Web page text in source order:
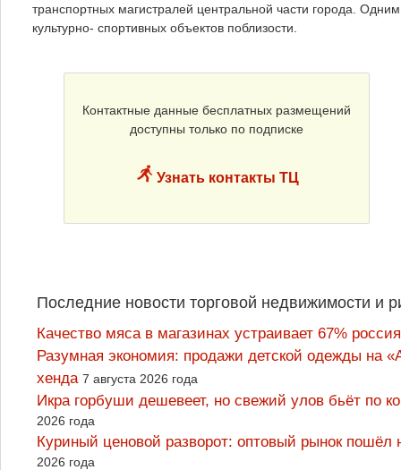
транспортных магистралей центральной части города.
культурно- спортивных объектов поблизости.
Контактные данные бесплатных размещений
доступны только по подписке
Узнать контакты ТЦ
Последние новости торговой недвижимости и
Качество мяса в магазинах устраивает 67%
Разумная экономия: продажи детской одежды на
хенда 7 августа 2026 года
Икра горбуши дешевеет, но свежий улов бьёт по
2026 года
Куриный ценовой разворот: оптовый рынок
2026 года